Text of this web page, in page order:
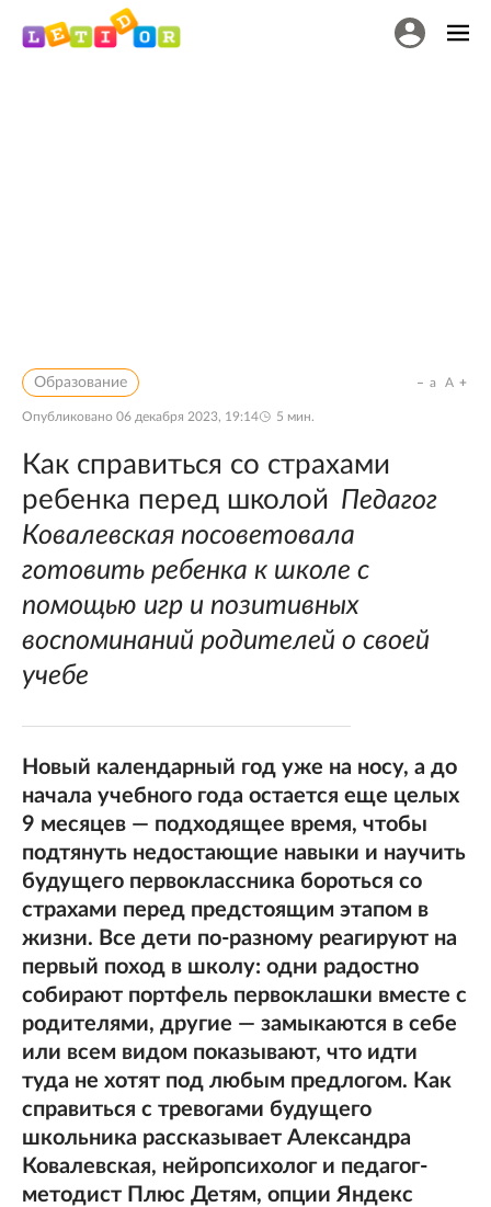
Образование
Опубликовано 06 декабря 2023, 19:14 5 мин.
a A
Как справиться со страхами
ребенка перед школой Педагог
Ковалевская посоветовала
готовить ребенка к школе с
помощью игр и позитивных
воспоминаний родителей о своей
учебе
Новый календарный год уже на носу, а до
начала учебного года остается еще целых
9 месяцев — подходящее время, чтобы
подтянуть недостающие навыки и научить
будущего первоклассника бороться со
страхами перед предстоящим этапом в
жизни. Все дети по-разному реагируют на
первый поход в школу: одни радостно
собирают портфель первоклашки вместе с
родителями, другие — замыкаются в себе
или всем видом показывают, что идти
туда не хотят под любым предлогом. Как
справиться с тревогами будущего
школьника рассказывает Александра
Ковалевская, нейропсихолог и педагог-
методист Плюс Детям, опции Яндекс